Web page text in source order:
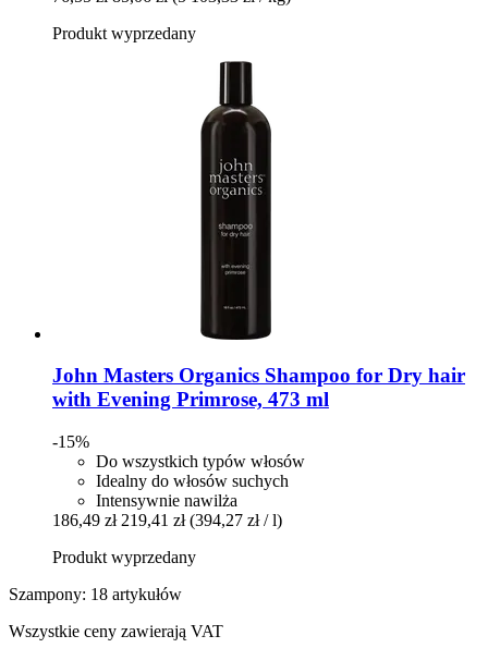
Produkt wyprzedany
John Masters Organics Shampoo for Dry hair
with Evening Primrose, 473 ml
-15%
Do wszystkich typów włosów
Idealny do włosów suchych
Intensywnie nawilża
186,49 zł 219,41 zł (394,27 zł / l)
Produkt wyprzedany
Szampony: 18 artykułów
Wszystkie ceny zawierają VAT